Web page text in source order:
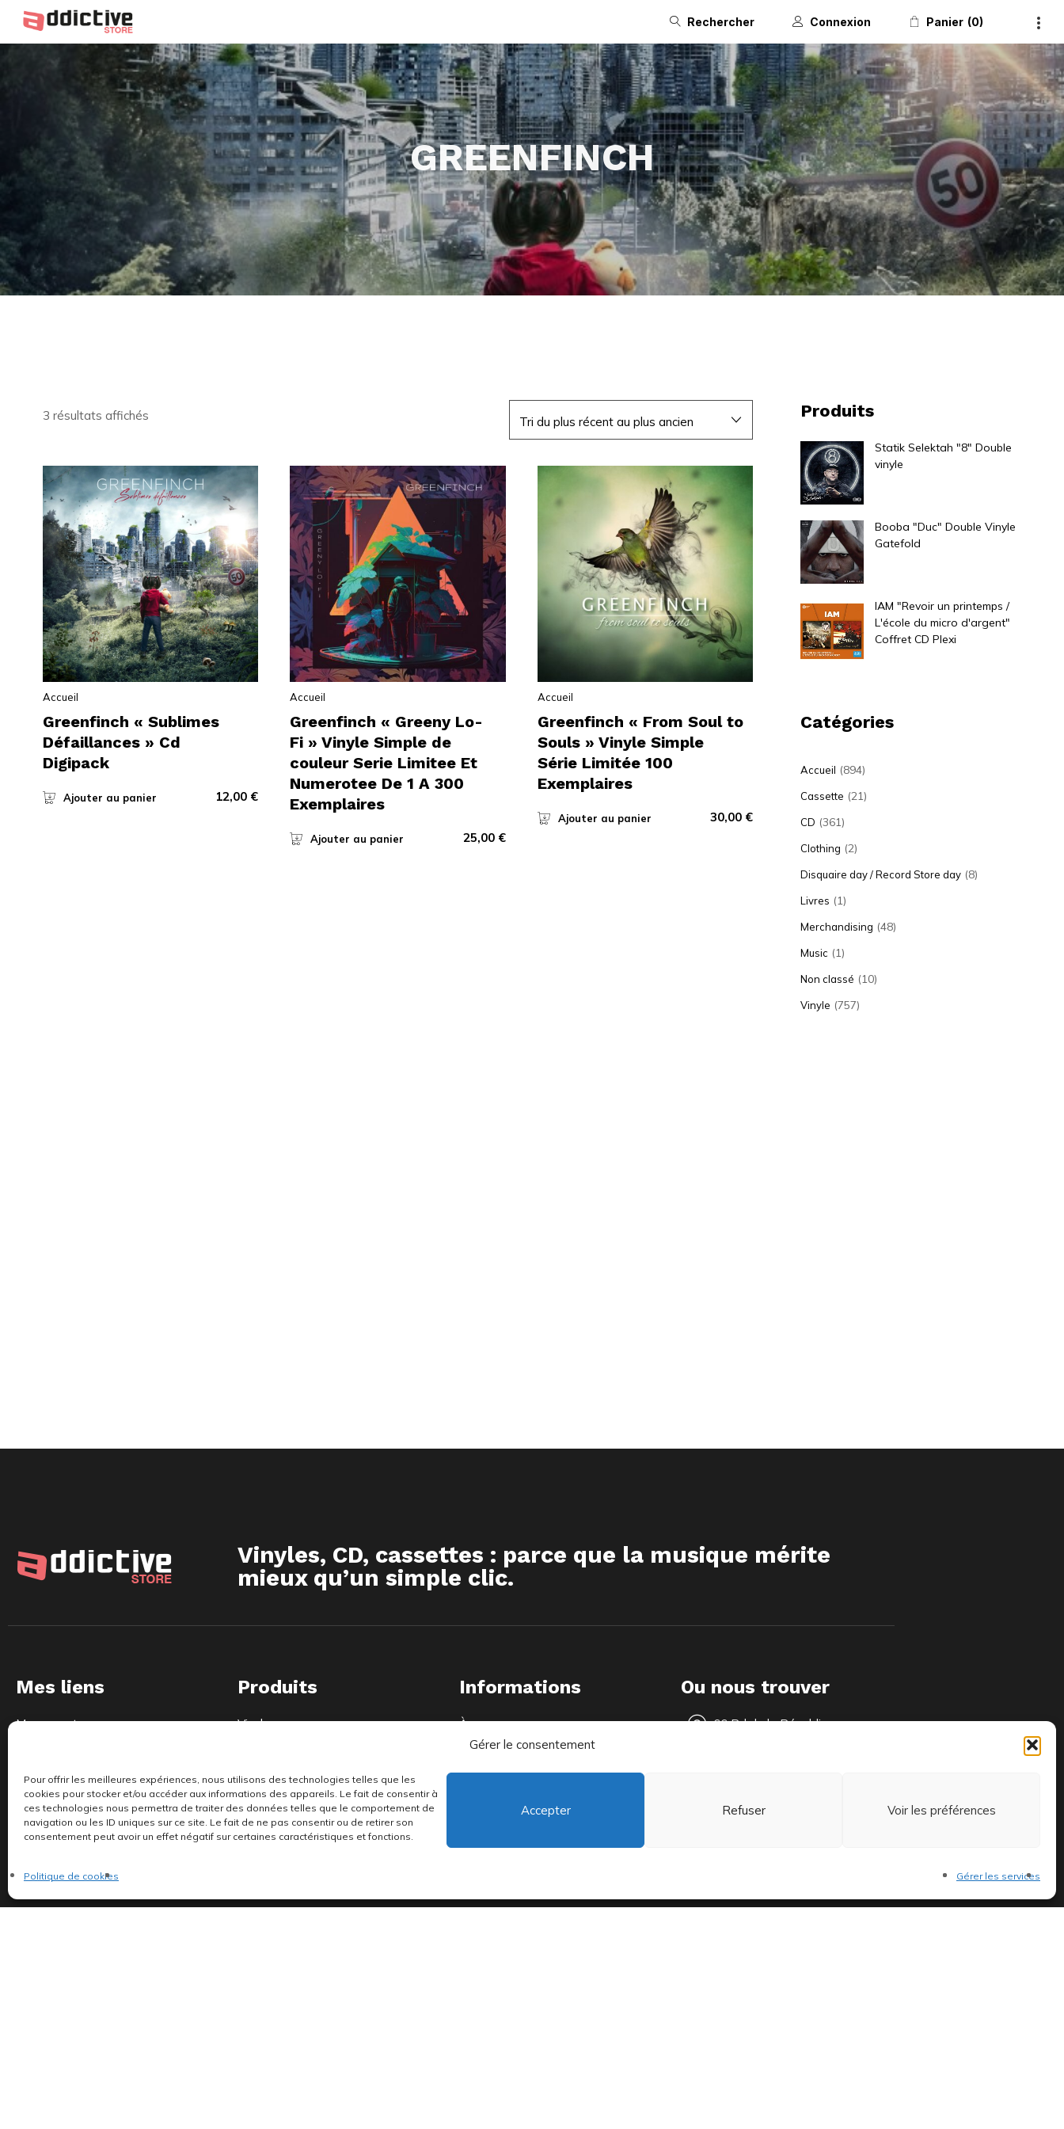
Gérer le consentement
Pour offrir les meilleures expériences, nous utilisons des technologies telles que les
cookies pour stocker et/ou accéder aux informations des appareils. Le fait de consentir à
ces technologies nous permettra de traiter des données telles que le comportement de
navigation ou les ID uniques sur ce site. Le fait de ne pas consentir ou de retirer son
consentement peut avoir un effet négatif sur certaines caractéristiques et fonctions.
Gérer les services
Accepter Refuser Voir les préférences
Politique de cookies
Rechercher Connexion Panier 0
GREENFINCH
3 résultats affichés
Accueil
Greenfinch « Sublimes
Défaillances » Cd
Digipack
Ajouter au panier 12,00 €
Accueil
Greenfinch « Greeny Lo-
Fi » Vinyle Simple de
couleur Serie Limitee Et
Numerotee De 1 A 300
Exemplaires
Ajouter au panier 25,00 €
Accueil
Greenfinch « From Soul to
Souls » Vinyle Simple
Série Limitée 100
Exemplaires
Ajouter au panier 30,00 €
Produits
Statik Selektah "8" Double
vinyle
Booba "Duc" Double Vinyle
Gatefold
IAM "Revoir un printemps /
L'école du micro d'argent"
Coffret CD Plexi
Catégories
Accueil (894)
Cassette (21)
CD (361)
Clothing (2)
Disquaire day / Record Store day (8)
Livres (1)
Merchandising (48)
Music (1)
Non classé (10)
Vinyle (757)
Vinyles, CD, cassettes : parce que la musique mérite
mieux qu’un simple clic.
Mes liens
Mon compte
Produits
Vinyles
Informations
À propos
FAQ
Livraison & Retour
Ou nous trouver
66 Bd de la République
à 14h et 15h à 19h